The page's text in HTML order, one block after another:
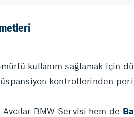
kullanım sağlamak için
kontrollerinden
BMW Servisi hem de